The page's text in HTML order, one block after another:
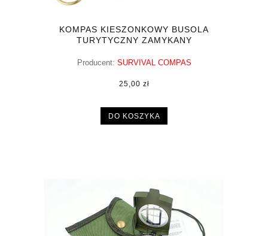
KOMPAS KIESZONKOWY BUSOLA
TURYTYCZNY ZAMYKANY
Producent: SURVIVAL COMPAS
25,00 zł
DO KOSZYKA